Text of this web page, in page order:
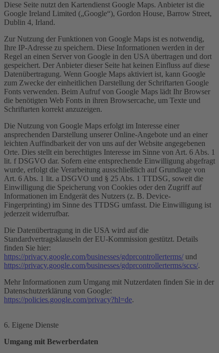
Diese Seite nutzt den Kartendienst Google Maps. Anbieter ist die
Google Ireland Limited („Google“), Gordon House, Barrow Street,
Dublin 4, Irland.
Zur Nutzung der Funktionen von Google Maps ist es notwendig,
Ihre IP-Adresse zu speichern. Diese Informationen werden in der
Regel an einen Server von Google in den USA übertragen und dort
gespeichert. Der Anbieter dieser Seite hat keinen Einfluss auf diese
Datenübertragung. Wenn Google Maps aktiviert ist, kann Google
zum Zwecke der einheitlichen Darstellung der Schriftarten Google
Fonts verwenden. Beim Aufruf von Google Maps lädt Ihr Browser
die benötigten Web Fonts in ihren Browsercache, um Texte und
Schriftarten korrekt anzuzeigen.
Die Nutzung von Google Maps erfolgt im Interesse einer
ansprechenden Darstellung unserer Online-Angebote und an einer
leichten Auffindbarkeit der von uns auf der Website angegebenen
Orte. Dies stellt ein berechtigtes Interesse im Sinne von Art. 6 Abs. 1
lit. f DSGVO dar. Sofern eine entsprechende Einwilligung abgefragt
wurde, erfolgt die Verarbeitung ausschließlich auf Grundlage von
Art. 6 Abs. 1 lit. a DSGVO und § 25 Abs. 1 TTDSG, soweit die
Einwilligung die Speicherung von Cookies oder den Zugriff auf
Informationen im Endgerät des Nutzers (z. B. Device-
Fingerprinting) im Sinne des TTDSG umfasst. Die Einwilligung ist
jederzeit widerrufbar.
Die Datenübertragung in die USA wird auf die
Standardvertragsklauseln der EU-Kommission gestützt. Details
finden Sie hier:
https://privacy.google.com/businesses/gdprcontrollerterms/ und
https://privacy.google.com/businesses/gdprcontrollerterms/sccs/.
Mehr Informationen zum Umgang mit Nutzerdaten finden Sie in der
Datenschutzerklärung von Google:
https://policies.google.com/privacy?hl=de.
6. Eigene Dienste
Umgang mit Bewerberdaten